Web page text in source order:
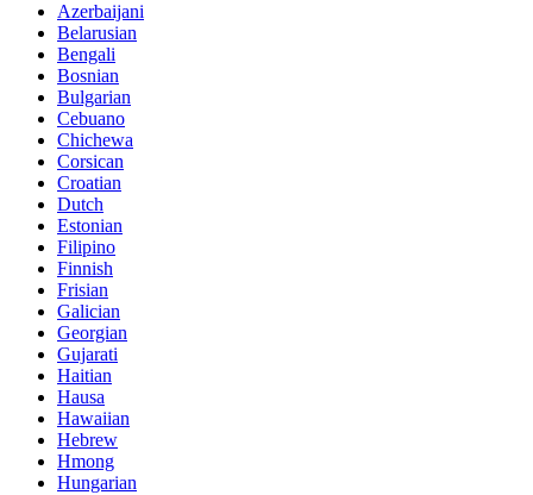
Azerbaijani
Belarusian
Bengali
Bosnian
Bulgarian
Cebuano
Chichewa
Corsican
Croatian
Dutch
Estonian
Filipino
Finnish
Frisian
Galician
Georgian
Gujarati
Haitian
Hausa
Hawaiian
Hebrew
Hmong
Hungarian